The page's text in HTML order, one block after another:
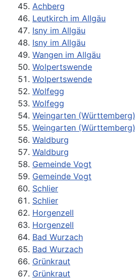
Achberg
Leutkirch im Allgäu
Isny im Allgäu
Isny im Allgäu
Wangen im Allgäu
Wolpertswende
Wolpertswende
Wolfegg
Wolfegg
Weingarten (Württemberg)
Weingarten (Württemberg)
Waldburg
Waldburg
Gemeinde Vogt
Gemeinde Vogt
Schlier
Schlier
Horgenzell
Horgenzell
Bad Wurzach
Bad Wurzach
Grünkraut
Grünkraut